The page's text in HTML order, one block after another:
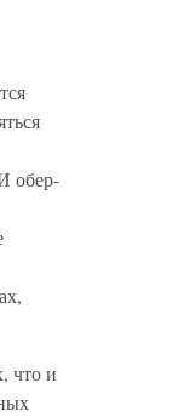
обер-
что и